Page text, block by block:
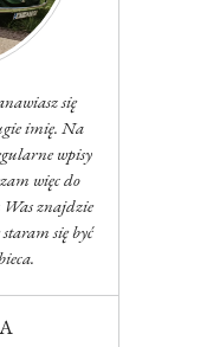
się
imię. Na
wpisy
więc do
znajdzie
się być